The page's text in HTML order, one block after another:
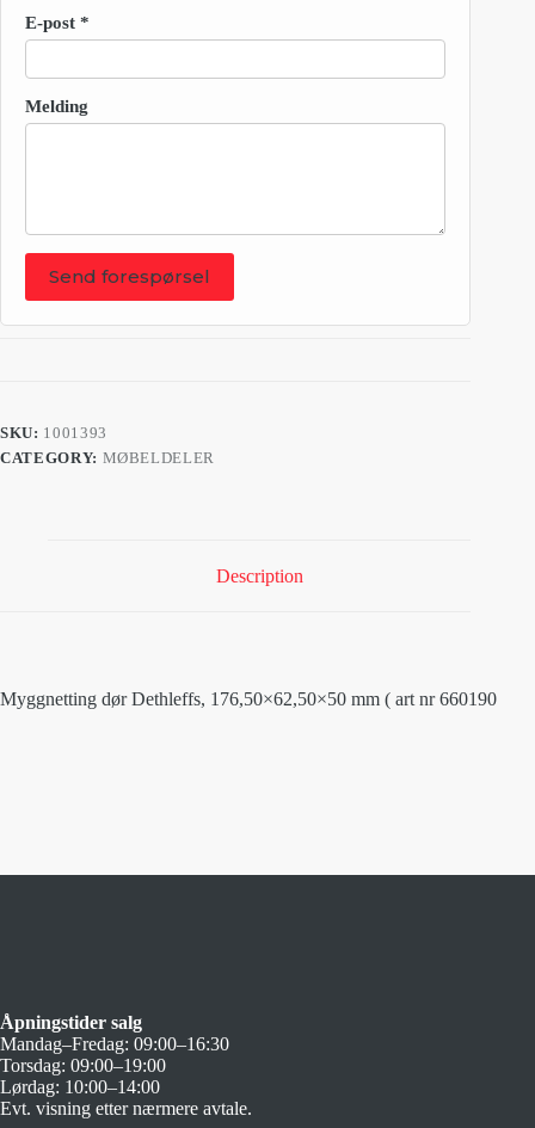
E-post *
Melding
Send forespørsel
SKU: 1001393
CATEGORY: MØBELDELER
Description
Myggnetting dør Dethleffs, 176,50×62,50×50 mm ( art nr 660190
Åpningstider salg
Mandag–Fredag: 09:00–16:30
Torsdag: 09:00–19:00
Lørdag: 10:00–14:00
Evt. visning etter nærmere avtale.